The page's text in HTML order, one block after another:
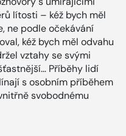
lítosti – kéž bych měl
ne podle očekávání
kéž bych měl odvahu
vztahy se svými
Příběhy lidí
s osobním příběhem
svobodnému